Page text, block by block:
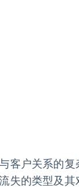
客户关系的
失的类型及其